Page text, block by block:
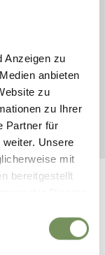
Anzeigen zu
anbieten
zu
zu Ihrer
Partner für
Unsere
mit
bereitgestellt
Porta Nuova:
1 ora 45 minuti
ci
a Merano.
NO